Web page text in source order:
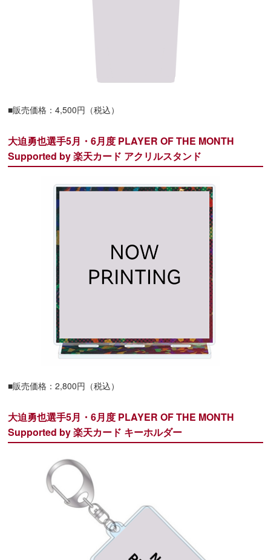
■販売価格：4,500円（税込）
大迫勇也選手5月・6月度 PLAYER OF THE MONTH
Supported by 楽天カード アクリルスタンド
■販売価格：2,800円（税込）
大迫勇也選手5月・6月度 PLAYER OF THE MONTH
Supported by 楽天カード キーホルダー